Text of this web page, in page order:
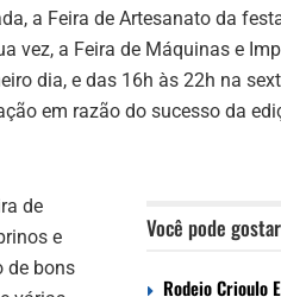
a Feira de Artesanato da
vez, a Feira de Máquinas e
dia, e das 16h às 22h na
em razão do sucesso da
Você pode
Rodeio Crioulo
de
e
de bons